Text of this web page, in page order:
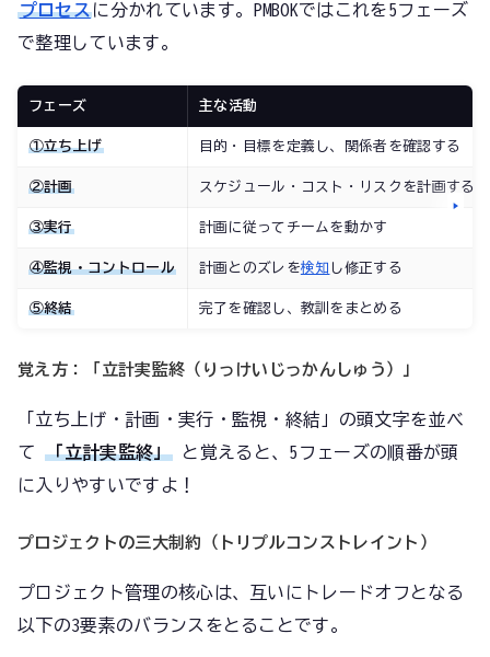
プロセスに分かれています。PMBOKではこれを5フェーズ
で整理しています。
フェーズ 主な活動
①立ち上げ 目的・目標を定義し、関係者を確認する
②計画 スケジュール・コスト・リスクを計画する
③実行 計画に従ってチームを動かす
④監視・コントロール 計画とのズレを検知 し修正する
⑤終結 完了を確認し、教訓をまとめる
覚え方：「立計実監終（りっけいじっかんしゅう）」
「立ち上げ・計画・実行・監視・終結」の頭文字を並べ
て 「立計実監終」 と覚えると、5フェーズの順番が頭
に入りやすいですよ！
プロジェクトの三大制約（トリプルコンストレイント）
プロジェクト管理の核心は、互いにトレードオフとなる
以下の3要素のバランスをとることです。